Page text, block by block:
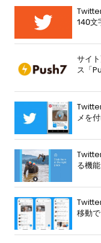
140文
サイ
ス「
メを
る機
移動